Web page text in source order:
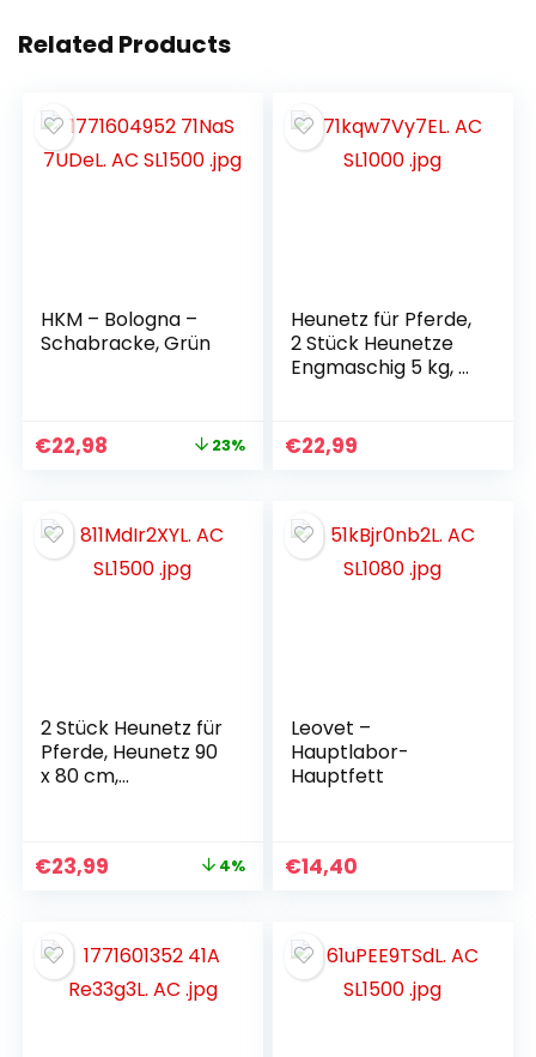
Related Products
HKM – Bologna –
Schabracke, Grün
€22,98 23%
Heunetz für Pferde,
2 Stück Heunetze
Engmaschig 5 kg, 5
Heunetz Groß,
Verbessert die
Schafe, Rinder
(Schwarz)
€22,99
2 Stück Heunetz für
Pferde, Heunetz 90
x 80 cm,
Sicherheitsverschlu
Heuverschwendun
g in Heusäcken
(Schwarz)
€23,99 4%
Leovet –
Hauptlabor-
Hauptfett
€14,40